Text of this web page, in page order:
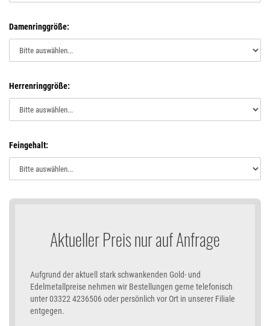
Damenringgröße:
Herrenringgröße:
Feingehalt:
Aktueller Preis nur auf Anfrage
Aufgrund der aktuell stark schwankenden Gold- und
Edelmetallpreise nehmen wir Bestellungen gerne telefonisch
unter 03322 4236506 oder persönlich vor Ort in unserer Filiale
entgegen.